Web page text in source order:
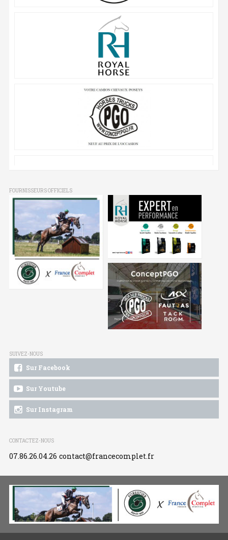
FOURNISSEURS OFFICIELS
SUIVEZ-NOUS
Sur Facebook
Sur Youtube
Sur Instagram
CONTACTEZ-NOUS
07.86.26.04.26 contact@francecomplet.fr